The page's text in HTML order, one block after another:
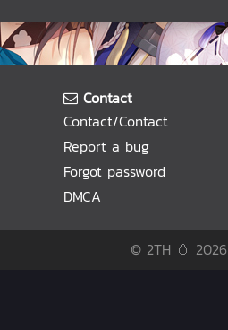
Contact
Contact/Contact
Report a bug
Forgot password
DMCA
© 2TH 🥚 2026